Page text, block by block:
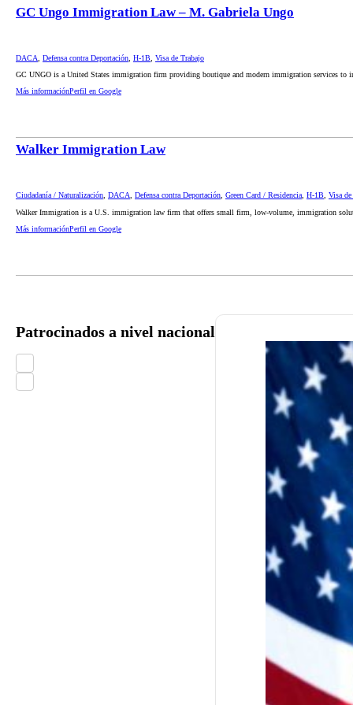
GC Ungo Immigration Law – M. Gabriela Ungo
DACA Defensa contra Deportación H-1B Visa de Trabajo
GC UNGO is a United States immigration firm providing boutique and modern immigration services to
Más informaciónPerfil en Google
Walker Immigration Law
Ciudadanía / Naturalización, DACA, Defensa contra Deportación, Green Card / Residencia, H-1B, Visa
Walker Immigration is a U.S. immigration law firm that offers small firm, low-volume, immigration
Más informaciónPerfil en Google
Patrocinados a nivel nacional